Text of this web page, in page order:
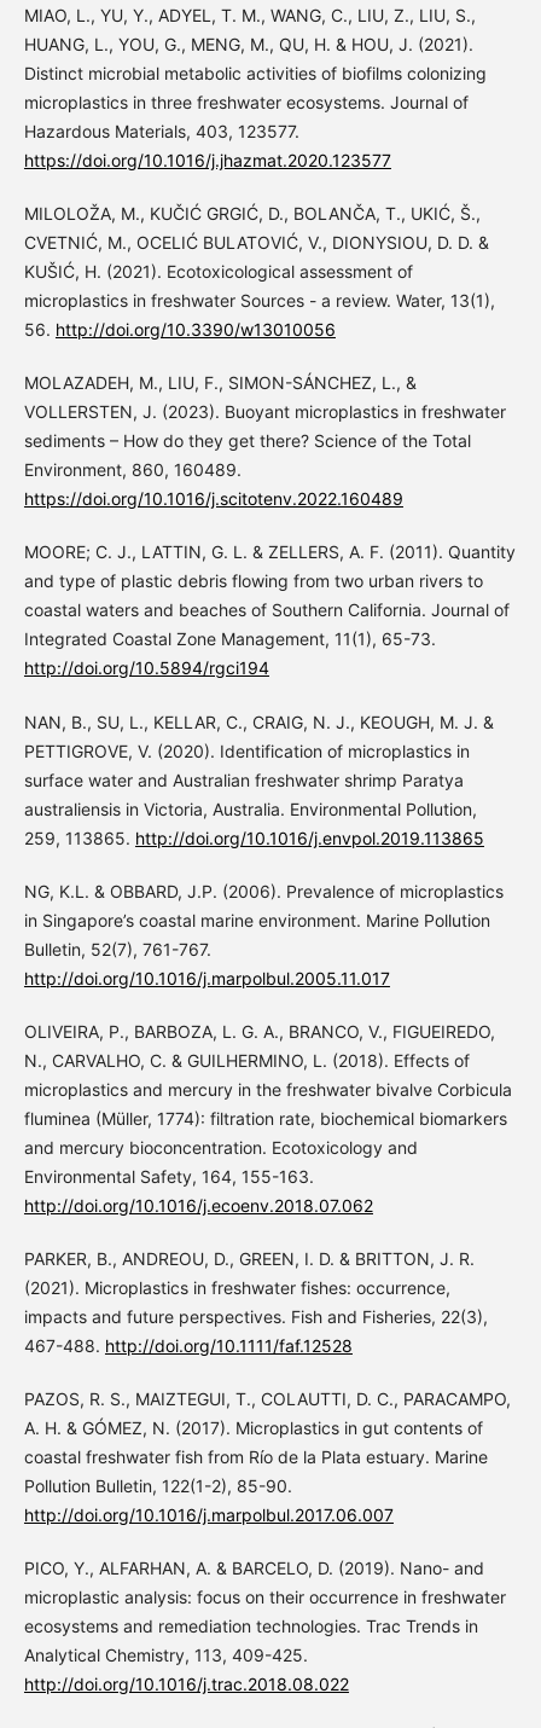
MIAO, L., YU, Y., ADYEL, T. M., WANG, C., LIU, Z., LIU, S.,
HUANG, L., YOU, G., MENG, M., QU, H. & HOU, J. (2021).
Distinct microbial metabolic activities of biofilms colonizing
microplastics in three freshwater ecosystems. Journal of
Hazardous Materials, 403, 123577.
https://doi.org/10.1016/j.jhazmat.2020.123577
MILOLOŽA, M., KUČIĆ GRGIĆ, D., BOLANČA, T., UKIĆ, Š.,
CVETNIĆ, M., OCELIĆ BULATOVIĆ, V., DIONYSIOU, D. D. &
KUŠIĆ, H. (2021). Ecotoxicological assessment of
microplastics in freshwater Sources - a review. Water, 13(1),
56. http://doi.org/10.3390/w13010056
MOLAZADEH, M., LIU, F., SIMON-SÁNCHEZ, L., &
VOLLERSTEN, J. (2023). Buoyant microplastics in freshwater
sediments – How do they get there? Science of the Total
Environment, 860, 160489.
https://doi.org/10.1016/j.scitotenv.2022.160489
MOORE; C. J., LATTIN, G. L. & ZELLERS, A. F. (2011). Quantity
and type of plastic debris flowing from two urban rivers to
coastal waters and beaches of Southern California. Journal of
Integrated Coastal Zone Management, 11(1), 65-73.
http://doi.org/10.5894/rgci194
NAN, B., SU, L., KELLAR, C., CRAIG, N. J., KEOUGH, M. J. &
PETTIGROVE, V. (2020). Identification of microplastics in
surface water and Australian freshwater shrimp Paratya
australiensis in Victoria, Australia. Environmental Pollution,
259, 113865. http://doi.org/10.1016/j.envpol.2019.113865
NG, K.L. & OBBARD, J.P. (2006). Prevalence of microplastics
in Singapore’s coastal marine environment. Marine Pollution
Bulletin, 52(7), 761-767.
http://doi.org/10.1016/j.marpolbul.2005.11.017
OLIVEIRA, P., BARBOZA, L. G. A., BRANCO, V., FIGUEIREDO,
N., CARVALHO, C. & GUILHERMINO, L. (2018). Effects of
microplastics and mercury in the freshwater bivalve Corbicula
fluminea (Müller, 1774): filtration rate, biochemical biomarkers
and mercury bioconcentration. Ecotoxicology and
Environmental Safety, 164, 155-163.
http://doi.org/10.1016/j.ecoenv.2018.07.062
PARKER, B., ANDREOU, D., GREEN, I. D. & BRITTON, J. R.
(2021). Microplastics in freshwater fishes: occurrence,
impacts and future perspectives. Fish and Fisheries, 22(3),
467-488. http://doi.org/10.1111/faf.12528
PAZOS, R. S., MAIZTEGUI, T., COLAUTTI, D. C., PARACAMPO,
A. H. & GÓMEZ, N. (2017). Microplastics in gut contents of
coastal freshwater fish from Río de la Plata estuary. Marine
Pollution Bulletin, 122(1-2), 85-90.
http://doi.org/10.1016/j.marpolbul.2017.06.007
PICO, Y., ALFARHAN, A. & BARCELO, D. (2019). Nano- and
microplastic analysis: focus on their occurrence in freshwater
ecosystems and remediation technologies. Trac Trends in
Analytical Chemistry, 113, 409-425.
http://doi.org/10.1016/j.trac.2018.08.022